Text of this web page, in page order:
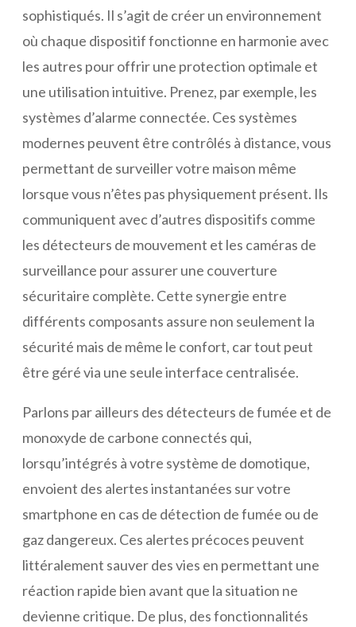
sophistiqués. Il s’agit de créer un environnement
où chaque dispositif fonctionne en harmonie avec
les autres pour offrir une protection optimale et
une utilisation intuitive. Prenez, par exemple, les
systèmes d’alarme connectée. Ces systèmes
modernes peuvent être contrôlés à distance, vous
permettant de surveiller votre maison même
lorsque vous n’êtes pas physiquement présent. Ils
communiquent avec d’autres dispositifs comme
les détecteurs de mouvement et les caméras de
surveillance pour assurer une couverture
sécuritaire complète. Cette synergie entre
différents composants assure non seulement la
sécurité mais de même le confort, car tout peut
être géré via une seule interface centralisée.
Parlons par ailleurs des détecteurs de fumée et de
monoxyde de carbone connectés qui,
lorsqu’intégrés à votre système de domotique,
envoient des alertes instantanées sur votre
smartphone en cas de détection de fumée ou de
gaz dangereux. Ces alertes précoces peuvent
littéralement sauver des vies en permettant une
réaction rapide bien avant que la situation ne
devienne critique. De plus, des fonctionnalités